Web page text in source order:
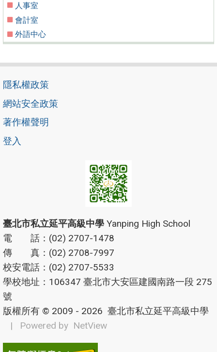
人事室
會計室
外語中心
隱私權政策
網站安全政策
著作權聲明
登入
臺北市私立延平高級中學 Yanping High School
電 話：(02) 2707-1478
傳 真：(02) 2708-7997
校安電話：(02) 2707-5533
學校地址：106347 臺北市大安區建國南路一段 275
號
版權所有 © 2009 - 2026 臺北市私立延平高級中學
| Powered by NetView